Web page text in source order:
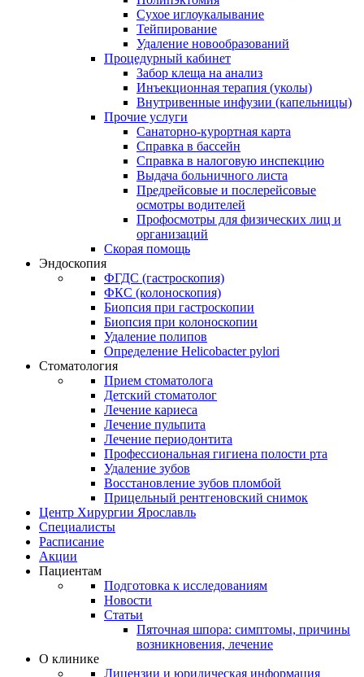
Сухое иглоукалывание
Тейпирование
Удаление новообразований
Процедурный кабинет
Забор клеща на анализ
Инъекционная терапия (уколы)
Внутривенные инфузии (капельницы)
Прочие услуги
Санаторно-курортная карта
Справка в бассейн
Справка в налоговую инспекцию
Выдача больничного листа
Предрейсовые и послерейсовые
осмотры водителей
Профосмотры для физических лиц и
организаций
Скорая помощь
Эндоскопия
ФГДС (гастроскопия)
ФКС (колоноскопия)
Биопсия при гастроскопии
Биопсия при колоноскопии
Удаление полипов
Определение Helicobacter pylori
Стоматология
Прием стоматолога
Детский стоматолог
Лечение кариеса
Лечение пульпита
Лечение периодонтита
Профессиональная гигиена полости рта
Удаление зубов
Восстановление зубов пломбой
Прицельный рентгеновский снимок
Центр Хирургии Ярославль
Специалисты
Расписание
Акции
Пациентам
Подготовка к исследованиям
Новости
Статьи
Пяточная шпора: симптомы, причины
возникновения, лечение
О клинике
Лицензии и юридическая информация